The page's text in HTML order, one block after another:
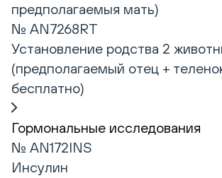
предполагаемыя мать)
№ AN7268RT
Установление родства 2
(предполагаемый отец +
бесплатно)
Гормональные исследования
№ AN172INS
Инсулин